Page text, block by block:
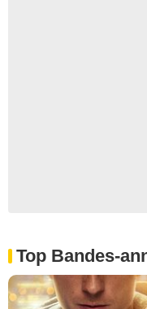
Top Bandes-